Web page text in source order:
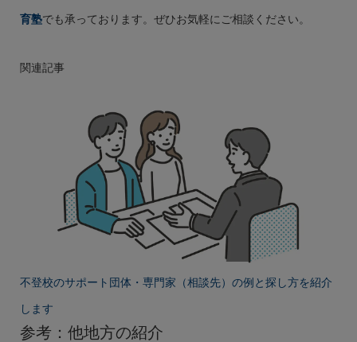
育塾でも承っております。ぜひお気軽にご相談ください。
関連記事
不登校のサポート団体・専門家（相談先）の例と探し方を紹介
します
参考：他地方の紹介